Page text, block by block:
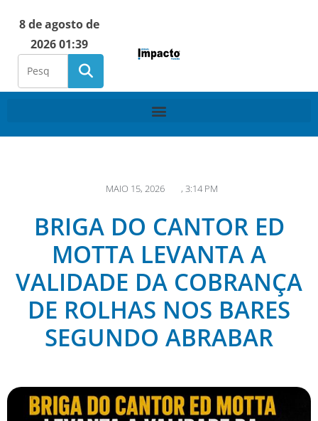
8 de agosto de
2026 01:39
MAIO 15, 2026 , 3:14 PM
BRIGA DO CANTOR ED
MOTTA LEVANTA A
VALIDADE DA COBRANÇA
DE ROLHAS NOS BARES
SEGUNDO ABRABAR